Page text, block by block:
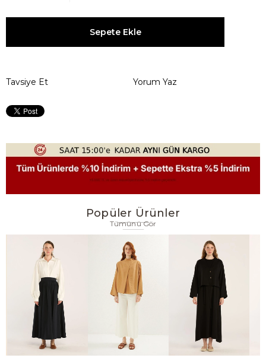
Tavsiye Et Yorum Yaz
Popüler Ürünler
Tümünü Gör